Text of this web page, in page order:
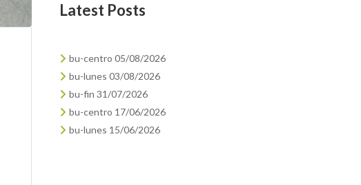
Latest Posts
bu-centro 05/08/2026
bu-lunes 03/08/2026
bu-fin 31/07/2026
bu-centro 17/06/2026
bu-lunes 15/06/2026